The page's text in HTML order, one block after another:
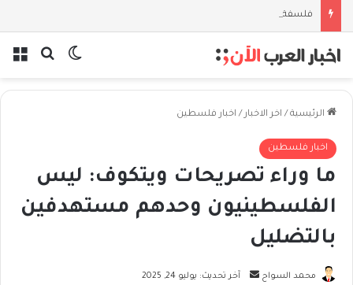
فلسفة الخيط والموج: نصف قرن في مدرسة البحر مع غسان المزيدي
بحثالوضع
الرئيسية / اخر الاخبار / اخبار فلسطين
اخبار فلسطين
ما وراء تصريحات ويتكوف: ليس
الفلسطينيون وحدهم مستهدفين
بالتضليل
محمد السواح
أرسلآخر تحديث: يوليو 24, 2025